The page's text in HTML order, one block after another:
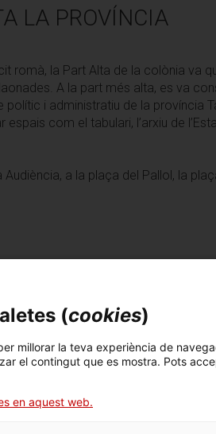
LA PROVÍNCIA
romà, la Part Alta de la colònia va
A la part més alta, es va
i administratiu de la província
com el tabulari, l’arxiu de
a la plaça del Pallol, la
(cookies)
millorar la teva experiència de
el contingut que es mostra. Pots
en aquest web.